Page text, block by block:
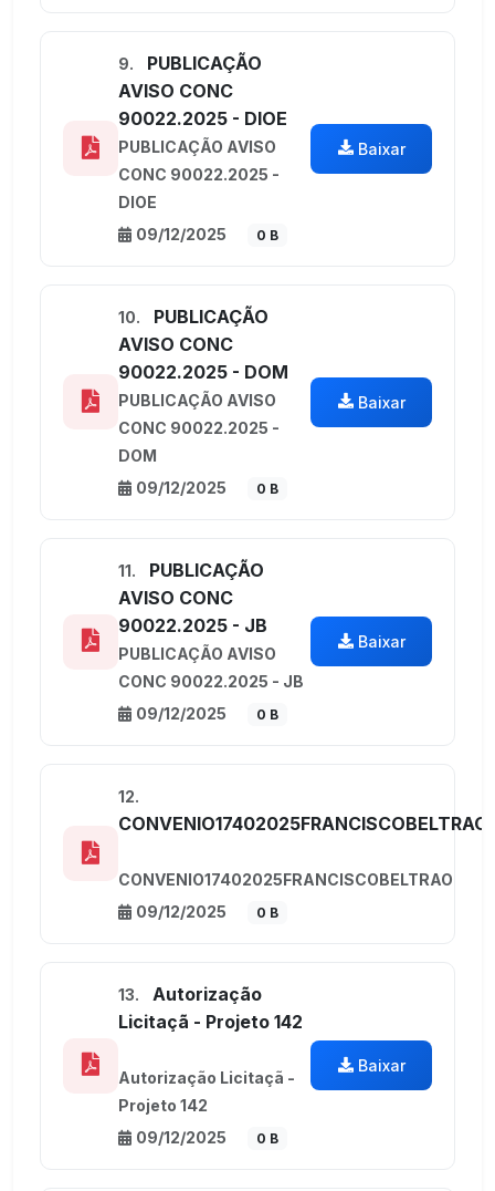
9.
PUBLICAÇÃO
AVISO CONC
90022.2025 - DIOE
PUBLICAÇÃO AVISO
CONC 90022.2025 -
DIOE
09/12/2025
0 B
Baixar
10.
PUBLICAÇÃO
AVISO CONC
90022.2025 - DOM
PUBLICAÇÃO AVISO
CONC 90022.2025 -
DOM
09/12/2025
0 B
Baixar
11.
PUBLICAÇÃO
AVISO CONC
90022.2025 - JB
PUBLICAÇÃO AVISO
CONC 90022.2025 - JB
09/12/2025
0 B
Baixar
12.
CONVENIO17402025FRANCISCOBELTRAO
CONVENIO17402025FRANCISCOBELTRAO
09/12/2025
0 B
13.
Autorização
Licitaçã - Projeto 142
Autorização Licitaçã -
Projeto 142
09/12/2025
0 B
Baixar